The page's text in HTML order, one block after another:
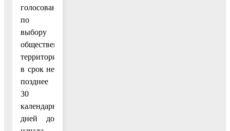
голосовании
по
выбору
общественных
территорий
в срок не
позднее
30
календарных
дней до